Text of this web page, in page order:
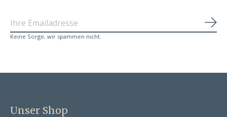
Keine Sorge, wir spammen nicht.
Unser Shop